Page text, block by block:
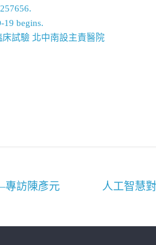
begins.
床試驗 北中南設主責醫院
專訪陳彥元 人工智慧